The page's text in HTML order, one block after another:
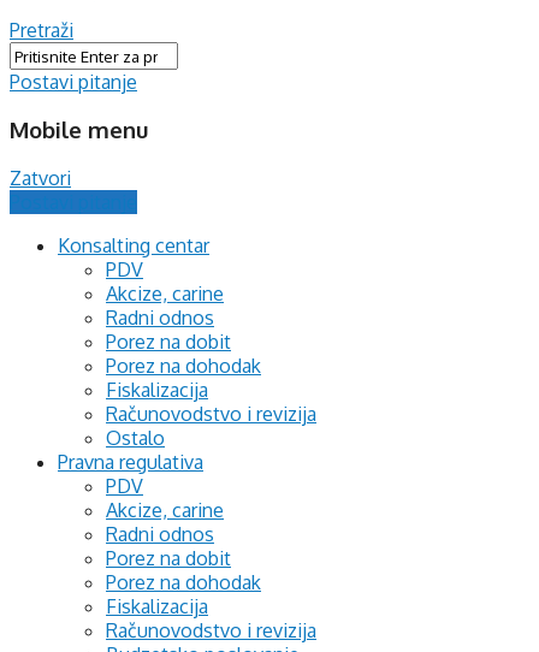
Pretraži
Postavi pitanje
Mobile menu
Zatvori
Konsalting centar
PDV
Akcize, carine
Radni odnos
Porez na dobit
Porez na dohodak
Fiskalizacija
Računovodstvo i revizija
Ostalo
Pravna regulativa
PDV
Akcize, carine
Radni odnos
Porez na dobit
Porez na dohodak
Fiskalizacija
Računovodstvo i revizija